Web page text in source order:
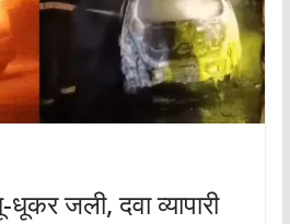
जली, दवा व्यापारी